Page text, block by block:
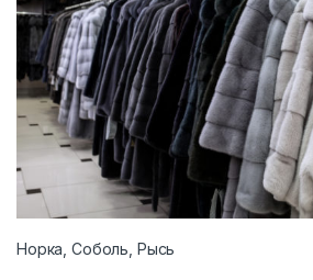
Норка, Соболь, Рысь